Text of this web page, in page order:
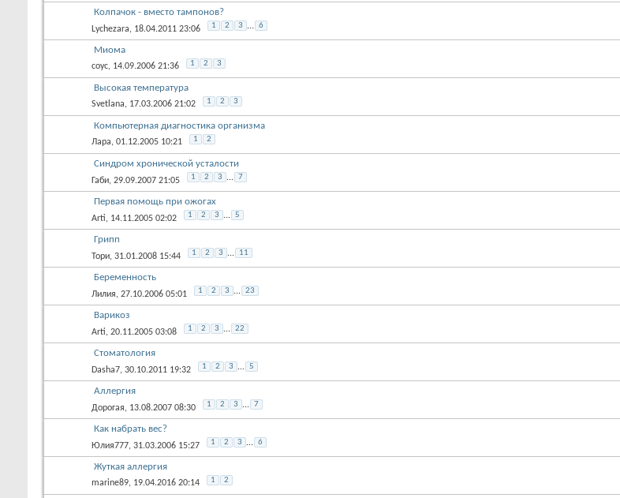
Колпачок - вместо тампонов?
Lychezara, 18.04.2011 23:06 1 2 3 ... 6
Миома
соус, 14.09.2006 21:36 1 2 3
Высокая температура
Svetlana, 17.03.2006 21:02 1 2 3
Компьютерная диагностика организма
Лара, 01.12.2005 10:21 1 2
Синдром хронической усталости
Габи, 29.09.2007 21:05 1 2 3 ... 7
Первая помощь при ожогах
Arti, 14.11.2005 02:02 1 2 3 ... 5
Грипп
Тори, 31.01.2008 15:44 1 2 3 ... 11
Беременность
Лилия, 27.10.2006 05:01 1 2 3 ... 23
Варикоз
Arti, 20.11.2005 03:08 1 2 3 ... 22
Стоматология
Dasha7, 30.10.2011 19:32 1 2 3 ... 5
Аллергия
Дорогая, 13.08.2007 08:30 1 2 3 ... 7
Как набрать вес?
Юлия777, 31.03.2006 15:27 1 2 3 ... 6
Жуткая аллергия
marine89, 19.04.2016 20:14 1 2